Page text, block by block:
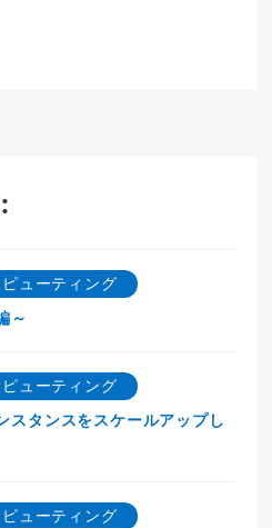
ューティング
～
ューティング
タンスをスケールアップし
ューティング